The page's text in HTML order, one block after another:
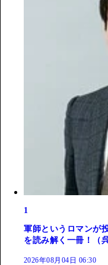
1
軍師というロマンが
を読み解く一冊！（
2026年08月04日 06:30